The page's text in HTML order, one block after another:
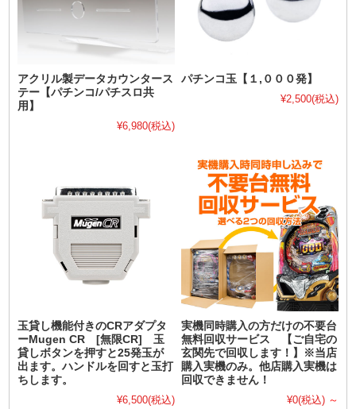
アクリル製データカウンタース
テー【パチンコ/パチスロ共
用】
¥6,980(税込)
パチンコ玉【１,０００発】
¥2,500(税込)
玉貸し機能付きのCRアダプタ
ーMugen CR [無限CR] 玉
貸しボタンを押すと25発玉が
出ます。ハンドルを回すと玉打
ちします。
¥6,500(税込)
実機同時購入の方だけの不要台
無料回収サービス 【ご自宅の
玄関先で回収します！】※当店
購入実機のみ。他店購入実機は
回収できません！
¥0(税込) ～